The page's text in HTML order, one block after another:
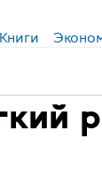
Книги